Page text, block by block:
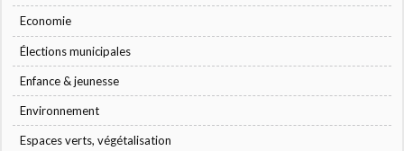
Economie
Élections municipales
Enfance & jeunesse
Environnement
Espaces verts, végétalisation